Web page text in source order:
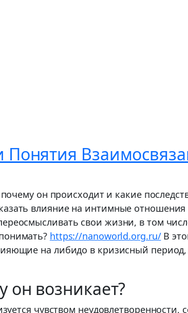
Понятия
он происходит и какие
влияние на интимные
свои жизни, в том
https://nanoworld.org.ru/В
на либидо в кризисный
он возникает?
чувством неудовлетворенности,